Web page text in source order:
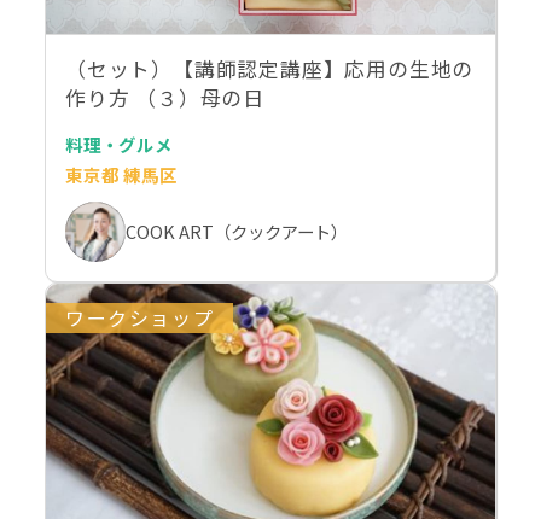
（セット）【講師認定講座】応用の生地の
作り方 （３）母の日
料理・グルメ
東京都 練馬区
COOK ART（クックアート）
ワークショップ